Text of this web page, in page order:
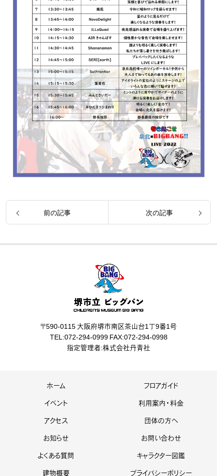
前の記事 次の記事
〒590-0115 大阪府堺市南区茶山台1丁9番1号
TEL:072-294-0999 FAX:072-294-0998
指定管理者:株式会社丹青社
ホーム
フロアガイド
イベント
利用案内・料金
アクセス
団体の方へ
お知らせ
お問い合わせ
よくある質問
キャラクター図鑑
建物概要
プライバシーポリシー